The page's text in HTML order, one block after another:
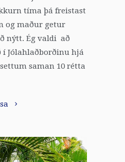
tíma þá freistast
og maður getur
nýtt. Ég valdi að
í Jólahlaðborðinu hjá
saman 10 rétta